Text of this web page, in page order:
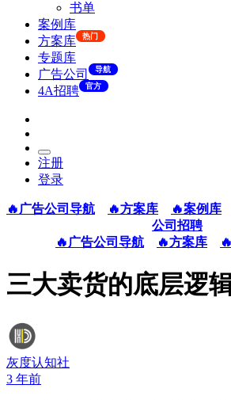
书单
案例库
方案库
热门
专题库
广告公司
导航
4A招聘 官方
注册
登录
🔥广告公司导航 🔥方案库 🔥案例库
公司招聘
🔥广告公司导航
🔥方案库
三大卖货的底层逻
灰度认知社
3 年前